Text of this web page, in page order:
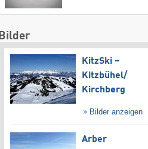
Bilder
KitzSki –
Kitzbühel/​
Kirchberg
Bilder anzeigen
Arber